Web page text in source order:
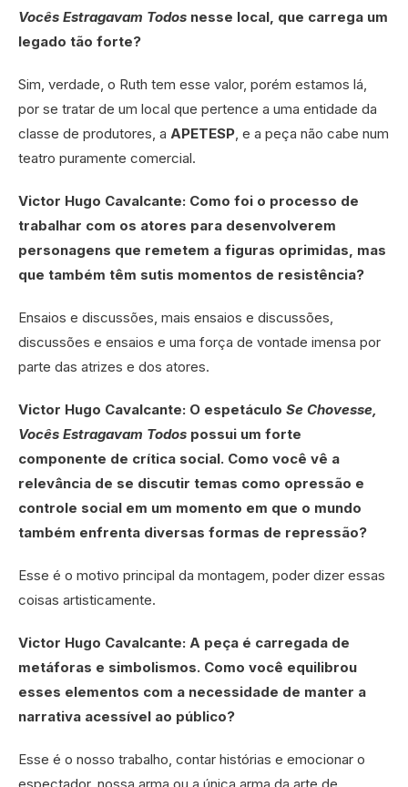
Vocês Estragavam Todos nesse local, que carrega um
legado tão forte?
Sim, verdade, o Ruth tem esse valor, porém estamos lá,
por se tratar de um local que pertence a uma entidade da
classe de produtores, a APETESP , e a peça não cabe num
teatro puramente comercial.
Victor Hugo Cavalcante: Como foi o processo de
trabalhar com os atores para desenvolverem
personagens que remetem a figuras oprimidas, mas
que também têm sutis momentos de resistência?
Ensaios e discussões, mais ensaios e discussões,
discussões e ensaios e uma força de vontade imensa por
parte das atrizes e dos atores.
Victor Hugo Cavalcante: O espetáculo Se Chovesse,
Vocês Estragavam Todos possui um forte
componente de crítica social. Como você vê a
relevância de se discutir temas como opressão e
controle social em um momento em que o mundo
também enfrenta diversas formas de repressão?
Esse é o motivo principal da montagem, poder dizer essas
coisas artisticamente.
Victor Hugo Cavalcante: A peça é carregada de
metáforas e simbolismos. Como você equilibrou
esses elementos com a necessidade de manter a
narrativa acessível ao público?
Esse é o nosso trabalho, contar histórias e emocionar o
espectador, nossa arma ou a única arma da arte de